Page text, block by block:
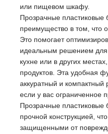
или пищевом шкафу.
Прозрачные пластиковые
преимущество в том, что
Это помогает
идеальным решением для
кухне или в других
продуктов. Эта удобная
аккуратный и компактный
если у вас ограниченное
Прозрачные пластиковые
прочной конструкцией,
защищенными от